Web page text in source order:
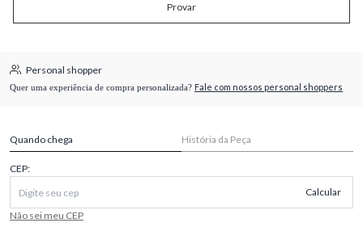
Provar
Personal shopper
Quer uma experiência de compra personalizada? Fale com nossos personal shoppers
Quando chega História da Peça
CEP:
Calcular
Não sei meu CEP